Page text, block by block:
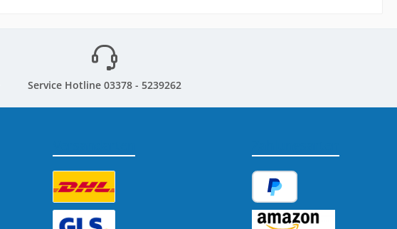
Service Hotline 03378 - 5239262
Benutzerdefiniertes Bild 1 PayPal